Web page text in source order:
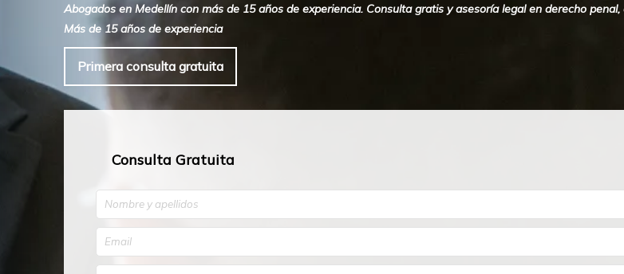
Abogados en Medellín con más de 15 años de experiencia. Consulta gratis y asesoría legal en derecho
Más de 15 años de experiencia
Primera consulta gratuita
Consulta Gratuita